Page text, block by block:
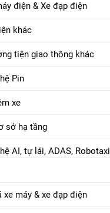
điện & Xe đạp điện
khác
tiện giao thông khác
Pin
xe
sở hạ tầng
AI, tự lái, ADAS, Robotaxi
xe máy & xe đạp điện